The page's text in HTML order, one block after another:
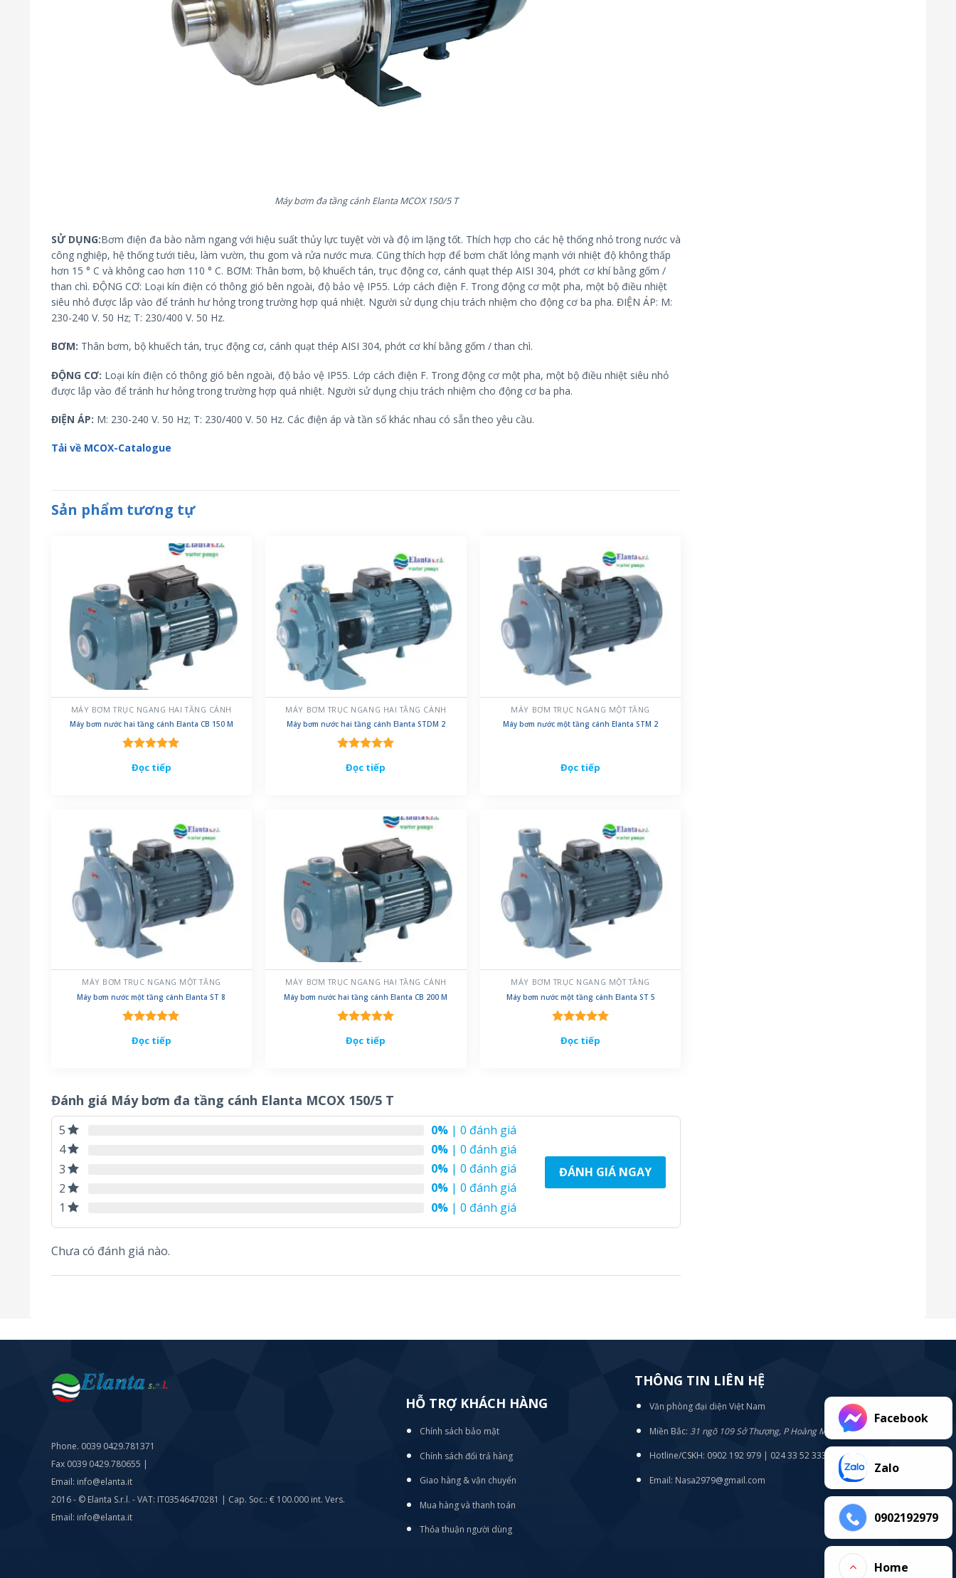
Máy bơm đa tầng cánh Elanta MCOX 150/5 T
SỬ DỤNG:Bơm điện đa bào nằm ngang với hiệu suất thủy lực tuyệt vời và độ im lặng tốt. Thích hợp cho các hệ thống nhỏ trong nước và
công nghiệp, hệ thống tưới tiêu, làm vườn, thu gom và rửa nước mưa. Cũng thích hợp để bơm chất lỏng mạnh với nhiệt độ không thấp
hơn 15 ° C và không cao hơn 110 ° C. BƠM: Thân bơm, bộ khuếch tán, trục động cơ, cánh quạt thép AISI 304, phớt cơ khí bằng gốm /
than chì. ĐỘNG CƠ: Loại kín điện có thông gió bên ngoài, độ bảo vệ IP55. Lớp cách điện F. Trong động cơ một pha, một bộ điều nhiệt
siêu nhỏ được lắp vào để tránh hư hỏng trong trường hợp quá nhiệt. Người sử dụng chịu trách nhiệm cho động cơ ba pha. ĐIỆN ÁP: M:
230-240 V. 50 Hz; T: 230/400 V. 50 Hz.
BƠM: Thân bơm, bộ khuếch tán, trục động cơ, cánh quạt thép AISI 304, phớt cơ khí bằng gốm / than chì.
ĐỘNG CƠ: Loại kín điện có thông gió bên ngoài, độ bảo vệ IP55. Lớp cách điện F. Trong động cơ một pha, một bộ điều nhiệt siêu nhỏ
được lắp vào để tránh hư hỏng trong trường hợp quá nhiệt. Người sử dụng chịu trách nhiệm cho động cơ ba pha.
ĐIỆN ÁP: M: 230-240 V. 50 Hz; T: 230/400 V. 50 Hz. Các điện áp và tần số khác nhau có sẵn theo yêu cầu.
Tải về MCOX-Catalogue
Sản phẩm tương tự
MÁY BƠM TRỤC NGANG HAI TẦNG CÁNH
Máy bơm nước hai tầng cánh Elanta CB 150 M
hạng 5.00
Đọc tiếp
MÁY BƠM TRỤC NGANG HAI TẦNG CÁNH
Máy bơm nước hai tầng cánh Elanta STDM 2
hạng 5.00
Đọc tiếp
MÁY BƠM TRỤC NGANG MỘT TẦNG
Máy bơm nước một tầng cánh Elanta STM 2
Đọc tiếp
MÁY BƠM TRỤC NGANG MỘT TẦNG
Máy bơm nước một tầng cánh Elanta ST 8
hạng 5.00
Đọc tiếp
MÁY BƠM TRỤC NGANG HAI TẦNG CÁNH
Máy bơm nước hai tầng cánh Elanta CB 200 M
hạng 5.00
Đọc tiếp
MÁY BƠM TRỤC NGANG MỘT TẦNG
Máy bơm nước một tầng cánh Elanta ST 5
hạng 5.00
Đọc tiếp
Đánh giá Máy bơm đa tầng cánh Elanta MCOX 150/5 T
5 0% | 0 đánh giá
4
0% | 0 đánh giá
3
0% | 0 đánh giá
2
0% | 0 đánh giá
1
0% | 0 đánh giá
ĐÁNH GIÁ NGAY
Chưa có đánh giá nào.
Phone. 0039 0429.781371
Fax 0039 0429.780655 |
Email: info@elanta.it
2016 - © Elanta S.r.l. - VAT: IT03546470281 | Cap. Soc.: € 100.000 int. Vers.
Email: info@elanta.it
HỖ TRỢ KHÁCH HÀNG
Chính sách bảo mật
Chính sách đổi trả hàng
Giao hàng & vận chuyển
Mua hàng và thanh toán
Thỏa thuận người dùng
THÔNG TIN LIÊN HỆ
Văn phòng đại diện Việt Nam
Miền Bắc: 31 ngõ 109 Sở Thượng, P Hoàng Mai, TP Hà Nội
Hotline/CSKH: 0902 192 979 | 024 33 52 3333
Email: Nasa2979@gmail.com
Facebook
Zalo
0902192979
Home